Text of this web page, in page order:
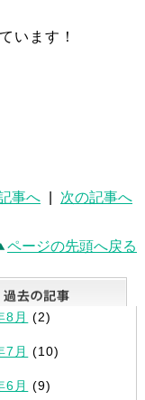
います！
事へ 次の記事へ
ページの先頭へ戻る
覧
8月 (2)
7月 (10)
6月 (9)